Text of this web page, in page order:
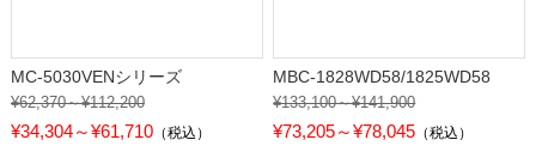
MC-5030VENシリーズ
¥62,370～¥112,200
¥34,304～¥61,710（税込）
MBC-1828WD58/1825WD58
¥133,100～¥141,900
¥73,205～¥78,045 （税込）